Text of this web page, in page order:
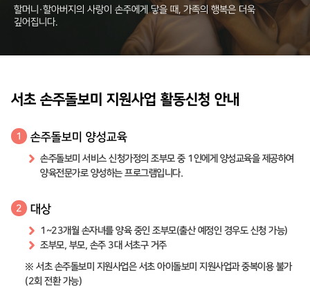
할머니·할아버지의 사랑이 손주에게 닿을 때, 가족의 행복은 더욱
깊어집니다.
서초 손주돌보미 지원사업 활동신청 안내
1 손주돌보미 양성교육
손주돌보미 서비스 신청가정의 조부모 중 1인에게 양성교육을 제공하여
양육전문가로 양성하는 프로그램입니다.
2 대상
1~23개월 손자녀를 양육 중인 조부모(출산 예정인 경우도 신청 가능)
조부모, 부모, 손주 3대 서초구 거주
※ 서초 손주돌보미 지원사업은 서초 아이돌보미 지원사업과 중복이용 불가
(2회 전환 가능)